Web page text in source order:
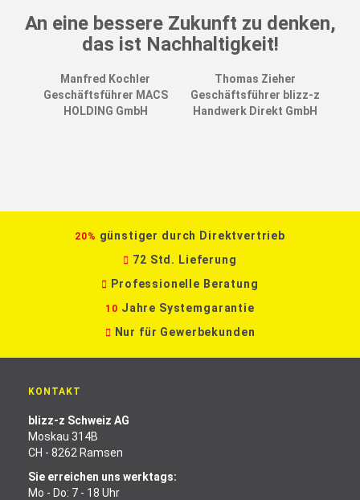
An eine bessere Zukunft zu denken,
das ist Nachhaltigkeit!
Manfred Kochler
Geschäftsführer MACS
HOLDING GmbH
Thomas Zieher
Geschäftsführer blizz-z
Handwerk Direkt GmbH
20% günstiger durch Direktvertrieb
72 Std. Lieferung
Professionelle Beratung
10 Jahre Systemgarantie
Nur für Gewerbekunden
KONTAKT
blizz-z Schweiz AG
Moskau 314B
CH - 8262 Ramsen
Sie erreichen uns werktags:
Mo - Do: 7 - 18 Uhr